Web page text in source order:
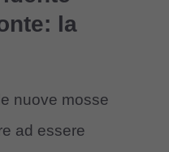
la
nuove mosse
ad essere